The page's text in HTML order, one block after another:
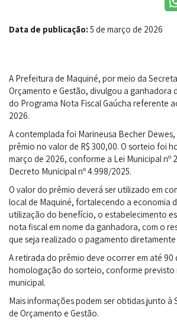
Data de publicação: 5 de março de 2026
A Prefeitura de Maquiné, por meio da
Orçamento e Gestão, divulgou a ganhadora
do Programa Nota Fiscal Gaúcha referente
2026.
A contemplada foi Marineusa Becher
prêmio no valor de R$ 300,00. O sorteio foi
março de 2026, conforme a Lei Municipal nº
Decreto Municipal nº 4.998/2025.
O valor do prêmio deverá ser utilizado em
local de Maquiné, fortalecendo a economia
utilização do benefício, o estabelecimento
nota fiscal em nome da ganhadora, com o
que seja realizado o pagamento
A retirada do prêmio deve ocorrer em até 90
homologação do sorteio, conforme previsto
municipal.
Mais informações podem ser obtidas junto à
de Orçamento e Gestão.